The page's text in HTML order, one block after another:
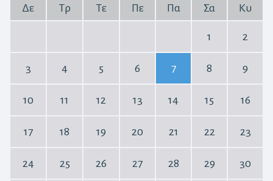
Δε Τρ Τε Πε Πα Σα Κυ
1 2
3 4 5 6 7 8 9
10 11 12 13 14 15 16
17 18 19 20 21 22 23
24 25 26 27 28 29 30